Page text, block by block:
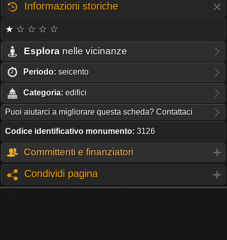
Informazioni storiche
★ ☆ ☆ ☆ ☆
Esplora nelle vicinanze
Periodo: seicento
Categoria: edifici
Puoi aiutarci a migliorare questa scheda? Contattaci
Codice identificativo monumento: 3126
Committenti e finanziatori
Condividi pagina